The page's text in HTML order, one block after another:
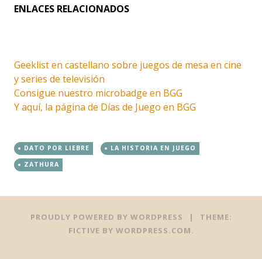
ENLACES RELACIONADOS
Geeklist en castellano sobre juegos de mesa en cine
y series de televisión
Consigue nuestro microbadge en BGG
Y aquí, la página de Días de Juego en BGG
DATO POR LIEBRE
LA HISTORIA EN JUEGO
ZATHURA
Posts
navigation
PROUDLY POWERED BY WORDPRESS |
THEME:
FICTIVE BY WORDPRESS.COM.